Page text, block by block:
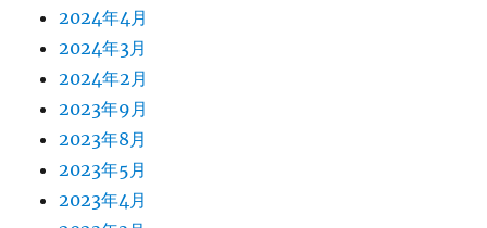
2024年4月
2024年3月
2024年2月
2023年9月
2023年8月
2023年5月
2023年4月